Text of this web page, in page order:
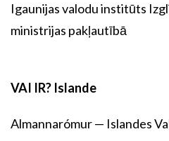
Igaunijas valodu institūts
ministrijas pakļautībā
VAI IR? Islande
Almannarómur — Islandes